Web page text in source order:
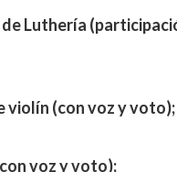
Luthería
violín (con voz y voto);
voz y voto);